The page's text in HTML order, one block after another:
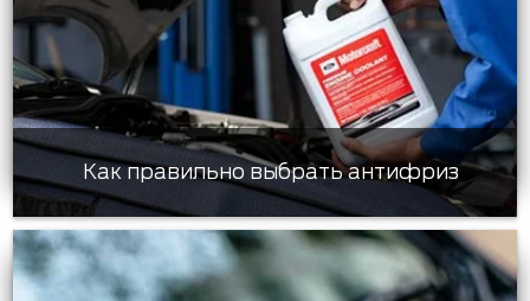
Как правильно выбрать антифриз